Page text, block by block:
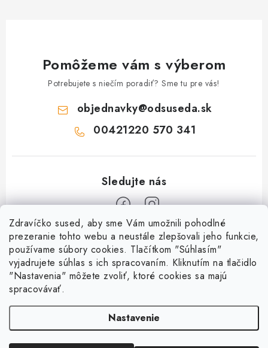
Zdravíčko sused, aby sme Vám umožnili pohodlné
prezeranie tohto webu a neustále zlepšovali jeho funkcie,
používame súbory cookies. Tlačítkom "Súhlasím"
vyjadrujete súhlas s ich spracovaním. Kliknutím na tlačidlo
"Nastavenia" môžete zvoliť, ktoré cookies sa majú
spracovávať.
Nastavenie
Pomôžeme vám s výberom
Potrebujete s niečím poradiť? Sme tu pre vás!
objednavky@odsuseda.sk
00421220 570 341
O nás
Kontakty
História a súčasnosť
Susedov blog
Všetko o nákupe
Doprava a platba
Dokumenty